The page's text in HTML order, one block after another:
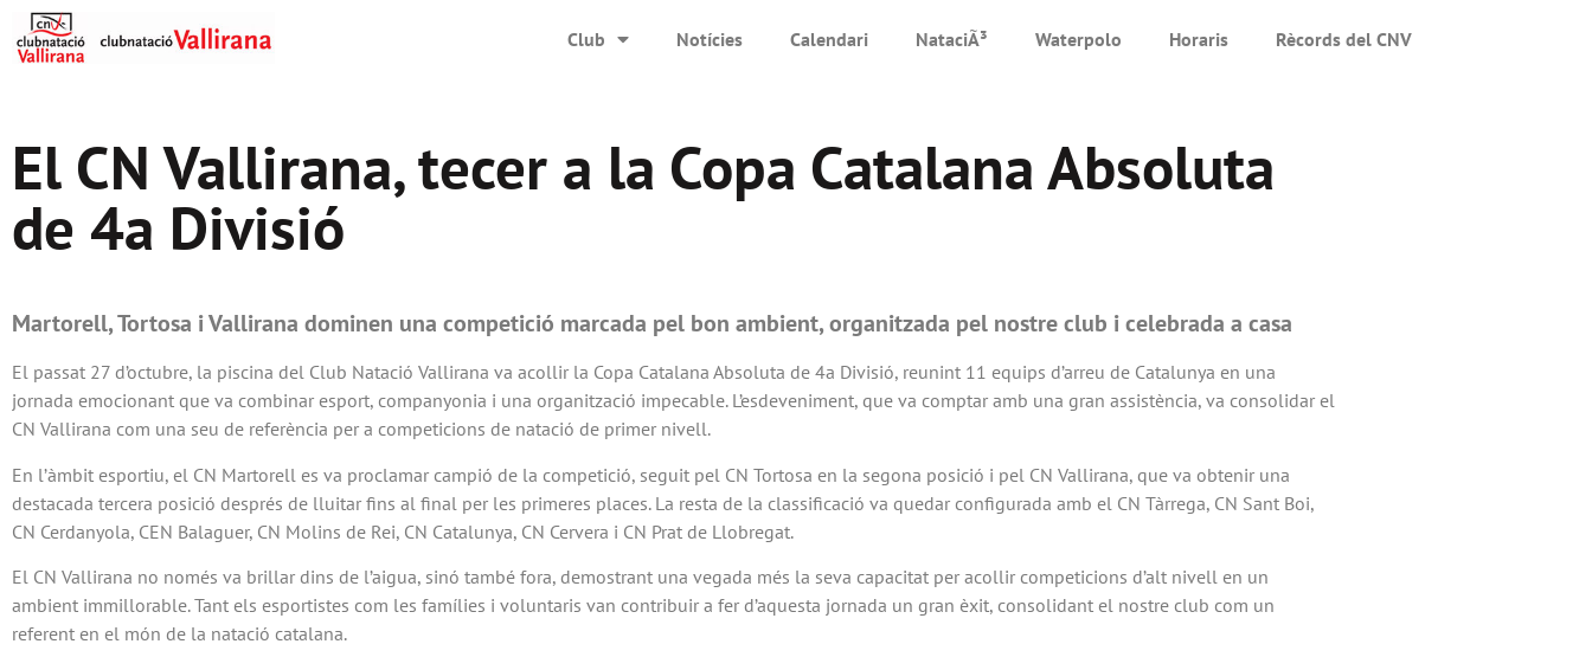
Club Notícies Calendari NataciÃ³ Waterpolo Horaris Rècords del CNV
El CN Vallirana, tecer a la Copa Catalana Absoluta
de 4a Divisió
Martorell, Tortosa i Vallirana dominen una competició marcada pel bon ambient, organitzada pel nostre club i celebrada a casa
El passat 27 d’octubre, la piscina del Club Natació Vallirana va acollir la Copa Catalana Absoluta de 4a Divisió, reunint 11 equips d’arreu de Catalunya en una
jornada emocionant que va combinar esport, companyonia i una organització impecable. L’esdeveniment, que va comptar amb una gran assistència, va consolidar el
CN Vallirana com una seu de referència per a competicions de natació de primer nivell.
En l’àmbit esportiu, el CN Martorell es va proclamar campió de la competició, seguit pel CN Tortosa en la segona posició i pel CN Vallirana, que va obtenir una
destacada tercera posició després de lluitar fins al final per les primeres places. La resta de la classificació va quedar configurada amb el CN Tàrrega, CN Sant Boi,
CN Cerdanyola, CEN Balaguer, CN Molins de Rei, CN Catalunya, CN Cervera i CN Prat de Llobregat.
El CN Vallirana no només va brillar dins de l’aigua, sinó també fora, demostrant una vegada més la seva capacitat per acollir competicions d’alt nivell en un
ambient immillorable. Tant els esportistes com les famílies i voluntaris van contribuir a fer d’aquesta jornada un gran èxit, consolidant el nostre club com un
referent en el món de la natació catalana.